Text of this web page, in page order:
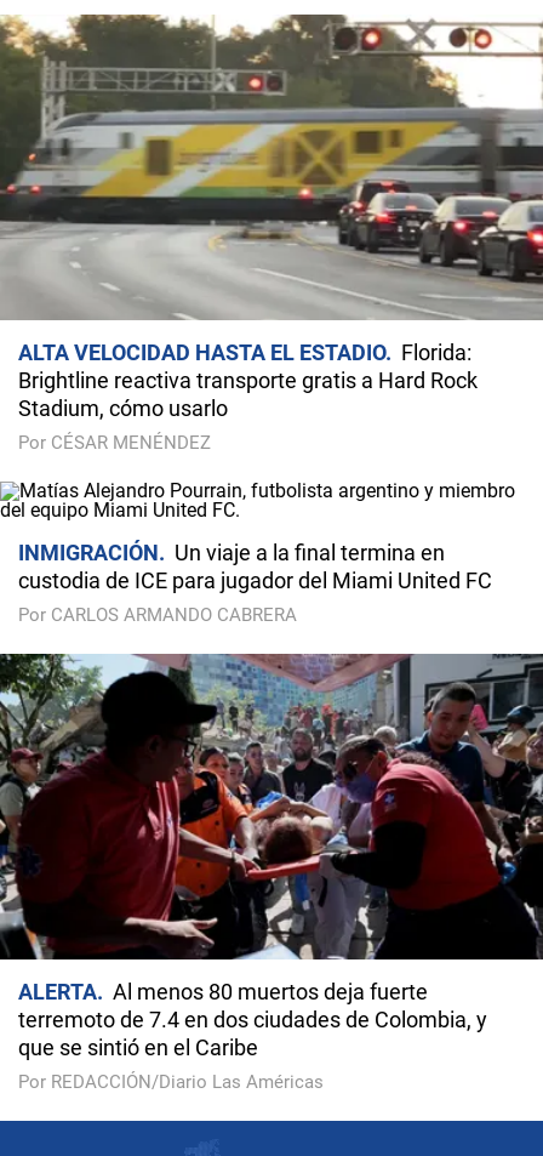
ALTA VELOCIDAD HASTA EL ESTADIO
Florida:
Brightline reactiva transporte gratis a Hard Rock
Stadium, cómo usarlo
Por CÉSAR MENÉNDEZ
INMIGRACIÓN
Un viaje a la final termina en
custodia de ICE para jugador del Miami United FC
Por CARLOS ARMANDO CABRERA
ALERTA
Al menos 80 muertos deja fuerte
terremoto de 7.4 en dos ciudades de Colombia, y
que se sintió en el Caribe
Por REDACCIÓN/Diario Las Américas